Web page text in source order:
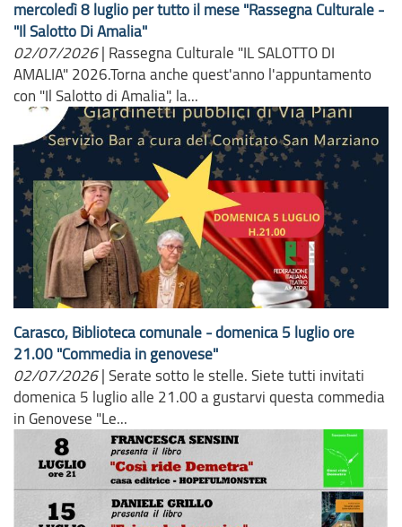
mercoledì 8 luglio per tutto il mese "Rassegna Culturale -
"Il Salotto Di Amalia"
02/07/2026 | Rassegna Culturale "IL SALOTTO DI
AMALIA" 2026.Torna anche quest'anno l'appuntamento
con "Il Salotto di Amalia", la...
Carasco, Biblioteca comunale - domenica 5 luglio ore
21.00 "Commedia in genovese"
02/07/2026 | Serate sotto le stelle. Siete tutti invitati
domenica 5 luglio alle 21.00 a gustarvi questa commedia
in Genovese "Le...